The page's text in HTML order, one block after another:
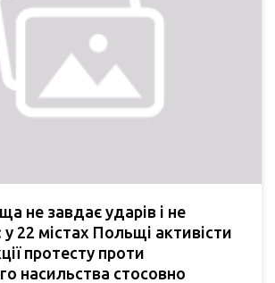
не завдає ударів і не
22 містах Польщі активісти
протесту проти
насильства стосовно